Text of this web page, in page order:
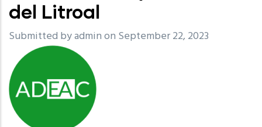
del Litroal
Submitted byadminon September 22, 2023